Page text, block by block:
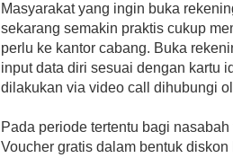
Masyarakat yang ingin buka
sekarang semakin praktis cukup
perlu ke kantor cabang. Buka
input data diri sesuai dengan kartu
dilakukan via video call dihubungi
Pada periode tertentu bagi
Voucher gratis dalam bentuk